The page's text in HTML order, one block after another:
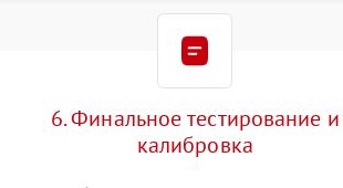
6. Финальное тестирование и
калибровка